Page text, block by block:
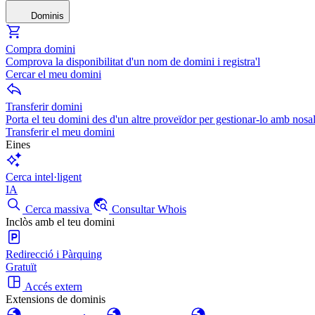
Dominis
Compra domini
Comprova la disponibilitat d'un nom de domini i registra'l
Cercar el meu domini
Transferir domini
Porta el teu domini des d'un altre proveïdor per gestionar-lo amb
Transferir el meu domini
Eines
Cerca intel·ligent
IA
Cerca massiva
Consultar Whois
Inclòs amb el teu domini
Redirecció i Pàrquing
Gratuït
Accés extern
Extensions de dominis